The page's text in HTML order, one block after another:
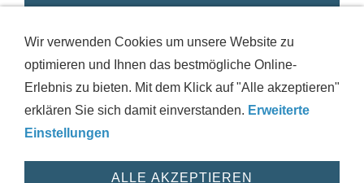
WIDERRUFSRECHT
WIDERRUF
Wir verwenden Cookies um unsere Website zu
optimieren und Ihnen das bestmögliche Online-
Erlebnis zu bieten. Mit dem Klick auf "Alle akzeptieren"
erklären Sie sich damit einverstanden. Erweiterte
Einstellungen
ALLE AKZEPTIEREN